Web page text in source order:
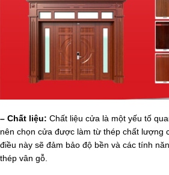
– Chất liệu: Chất liệu cửa là một yếu tố
nên chọn cửa được làm từ thép chất lượng
điều này sẽ đảm bảo độ bền và các tính
thép vân gỗ.